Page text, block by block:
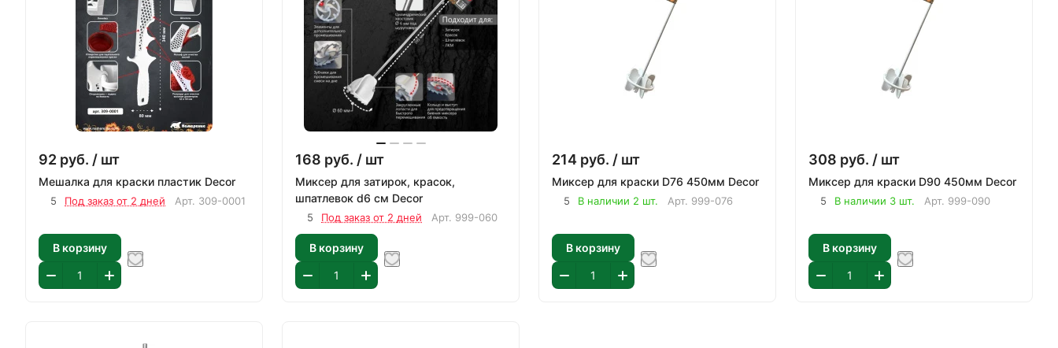
92 руб. / шт
Мешалка для краски пластик Decor
5 Под заказ от 2 дней Арт. 309-0001
В корзину
168 руб. / шт
Миксер для затирок, красок,
шпатлевок d6 см Decor
5 Под заказ от 2 дней Арт. 999-060
В корзину
214 руб. / шт
Миксер для краски D76 450мм Decor
5 В наличии 2 шт. Арт. 999-076
В корзину
308 руб. / шт
Миксер для краски D90 450мм Decor
5 В наличии 3 шт. Арт. 999-090
В корзину